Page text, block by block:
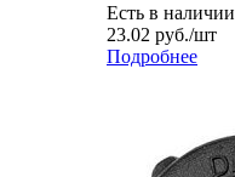
Есть в наличии
23.02 руб./шт
Подробнее